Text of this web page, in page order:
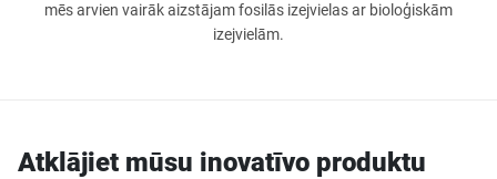
mēs arvien vairāk aizstājam fosilās izejvielas ar bioloģiskām
izejvielām.
Atklājiet mūsu inovatīvo produktu